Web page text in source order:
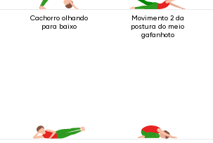
Cachorro olhando
para baixo
Movimento 2 da
postura do meio
gafanhoto